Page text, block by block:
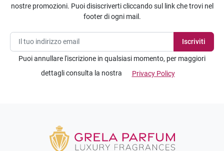
nostre promozioni. Puoi disiscriverti cliccando sul link che trovi nel
footer di ogni mail.
Puoi annullare l'iscrizione in qualsiasi momento, per maggiori
dettagli consulta la nostra
Privacy Policy